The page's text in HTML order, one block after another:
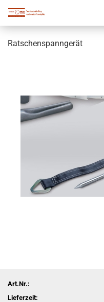
Ratschenspanngerät
Art.Nr.:
Lieferzeit: